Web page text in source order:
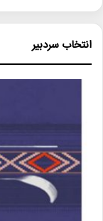
انتخاب سردبیر